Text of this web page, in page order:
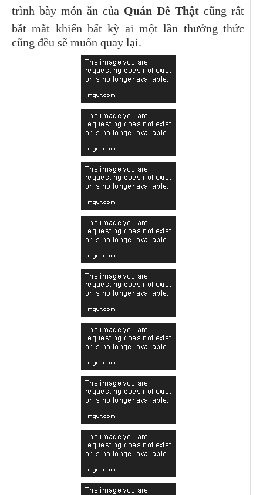
trình bày món ăn của Quán Dê Thật cũng rất
bắt mắt khiến bất kỳ ai một lần thưởng thức
cũng đều sẽ muốn quay lại.